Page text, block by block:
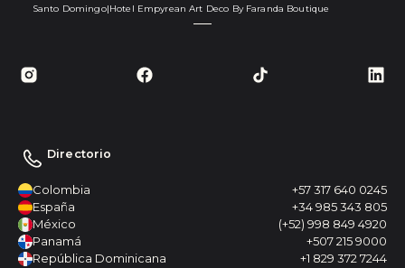
Santo Domingo|Hotel Empyrean Art Deco By Faranda Boutique
Directorio
Colombia
+57 317 640 0245
España
+34 985 343 805
México
(+52) 998 849 4920
Panamá
+507 215 9000
República Dominicana
+1 829 372 7244